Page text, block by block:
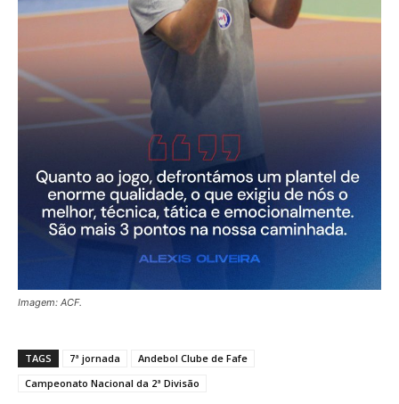
Imagem: ACF.
TAGS 7ª jornada
Andebol Clube de Fafe
Campeonato Nacional da 2ª Divisão